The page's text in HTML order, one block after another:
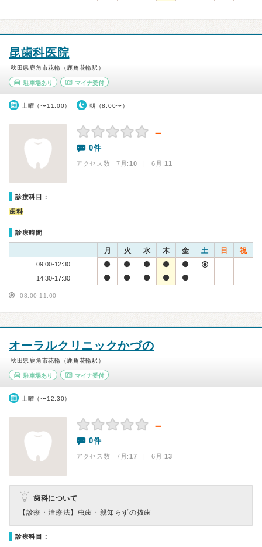
昆歯科医院
秋田県鹿角市花輪（鹿角花輪駅）
駐車場あり マイナ受付
土曜（〜11:00） 朝（8:00〜）
－
0件
アクセス数 7月:10 | 6月:11
診療科目：
歯科
診療時間
月 火 水 木 金 土 日 祝
09:00-12:30
14:30-17:30
08:00-11:00
オーラルクリニックかづの
秋田県鹿角市花輪（鹿角花輪駅）
駐車場あり マイナ受付
土曜（〜12:30）
－
0件
アクセス数 7月:17 | 6月:13
歯科について
【診療・治療法】 虫歯・親知らずの抜歯
診療科目：